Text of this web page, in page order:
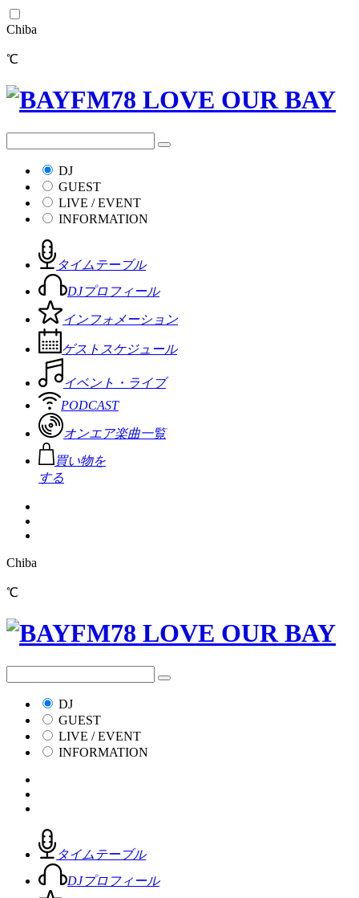
Chiba
℃
DJ
GUEST
LIVE / EVENT
INFORMATION
タイムテーブル
DJプロフィール
インフォメーション
ゲストスケジュール
イベント・ライブ
PODCAST
オンエア楽曲一覧
買い物を
する
Chiba
℃
DJ
GUEST
LIVE / EVENT
INFORMATION
タイムテーブル
DJプロフィール